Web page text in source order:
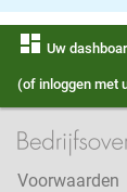
dashboard Uw
(of inloggen met
Voorwaarden